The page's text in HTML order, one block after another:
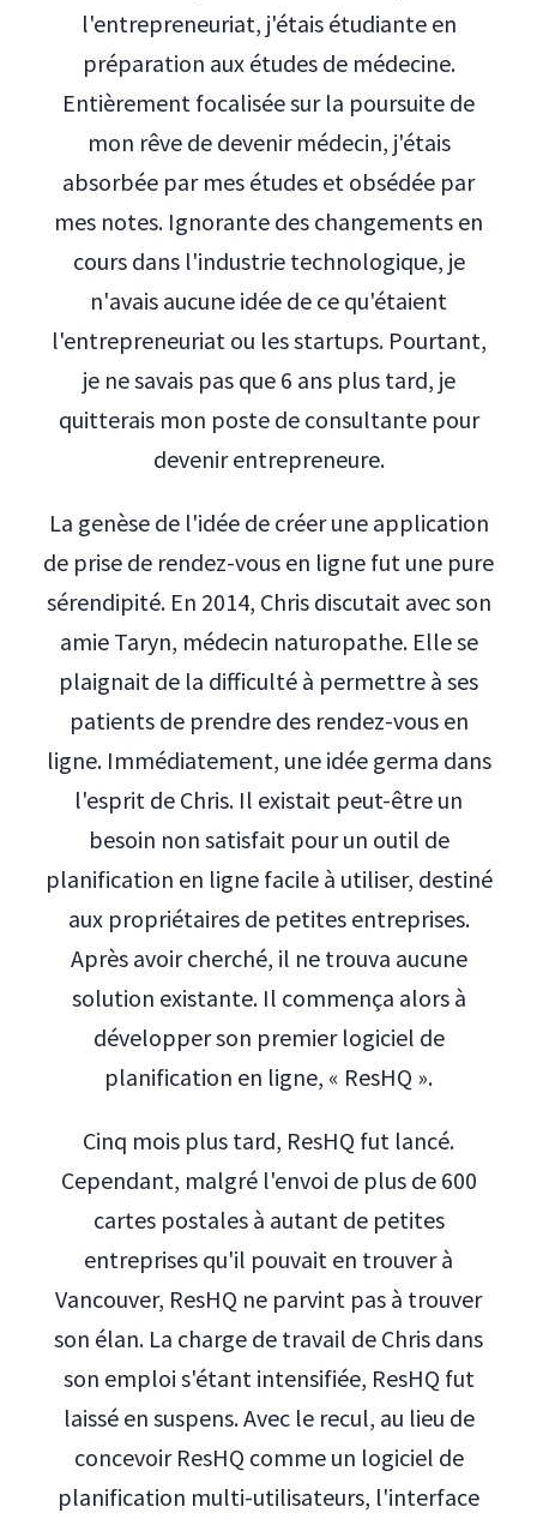
l'entrepreneuriat, j'étais étudiante en
préparation aux études de médecine.
Entièrement focalisée sur la poursuite de
mon rêve de devenir médecin, j'étais
absorbée par mes études et obsédée par
mes notes. Ignorante des changements en
cours dans l'industrie technologique, je
n'avais aucune idée de ce qu'étaient
l'entrepreneuriat ou les startups. Pourtant,
je ne savais pas que 6 ans plus tard, je
quitterais mon poste de consultante pour
devenir entrepreneure.
La genèse de l'idée de créer une application
de prise de rendez-vous en ligne fut une pure
sérendipité. En 2014, Chris discutait avec son
amie Taryn, médecin naturopathe. Elle se
plaignait de la difficulté à permettre à ses
patients de prendre des rendez-vous en
ligne. Immédiatement, une idée germa dans
l'esprit de Chris. Il existait peut-être un
besoin non satisfait pour un outil de
planification en ligne facile à utiliser, destiné
aux propriétaires de petites entreprises.
Après avoir cherché, il ne trouva aucune
solution existante. Il commença alors à
développer son premier logiciel de
planification en ligne, « ResHQ ».
Cinq mois plus tard, ResHQ fut lancé.
Cependant, malgré l'envoi de plus de 600
cartes postales à autant de petites
entreprises qu'il pouvait en trouver à
Vancouver, ResHQ ne parvint pas à trouver
son élan. La charge de travail de Chris dans
son emploi s'étant intensifiée, ResHQ fut
laissé en suspens. Avec le recul, au lieu de
concevoir ResHQ comme un logiciel de
planification multi-utilisateurs, l'interface